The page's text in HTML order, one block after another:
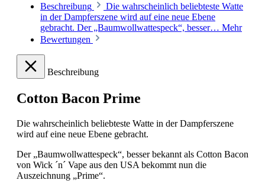
Beschreibung
Die wahrscheinlich beliebteste Watte
in der Dampferszene wird auf eine neue Ebene
gebracht. Der „Baumwollwattespeck“, besser… Mehr
Bewertungen
Beschreibung
Cotton Bacon Prime
Die wahrscheinlich beliebteste Watte in der Dampferszene
wird auf eine neue Ebene gebracht.
Der „Baumwollwattespeck“, besser bekannt als Cotton Bacon
von Wick ´n´ Vape aus den USA bekommt nun die
Auszeichnung „Prime“.